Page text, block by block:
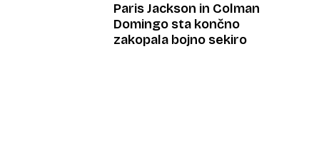
Paris Jackson in Colman
Domingo sta končno
zakopala bojno sekiro